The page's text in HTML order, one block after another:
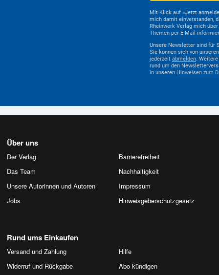
Mit Klick auf »Jetzt
mich damit einverstanden,
Rheinwerk Verlag mich
Themen per E-Mail
Unsere Newsletter sind für
Sie können sich von
jederzeit abmelden.
rund um den
in unseren Hinweisen zum
Über uns
Der Verlag
Das Team
Unsere Autorinnen und Autoren
Jobs
Barrierefreiheit
Nachhaltigkeit
Impressum
Hinweis­geber­schutz­gesetz
Rund ums Einkaufen
Versand und Zahlung
Widerruf und Rückgabe
Hilfe
Abo kündigen